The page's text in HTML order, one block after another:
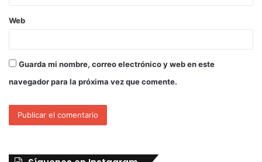
Web
Guarda mi nombre, correo electrónico y web en este
navegador para la próxima vez que comente.